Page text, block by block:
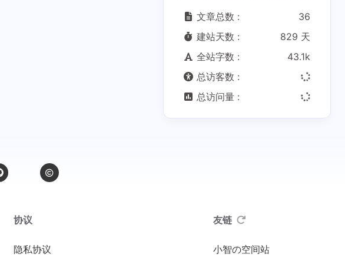
文章总数 :
36
建站天数 :
829 天
全站字数 :
43.1k
总访客数 :
总访问量 :
协议
隐私协议
友链
小智の空间站